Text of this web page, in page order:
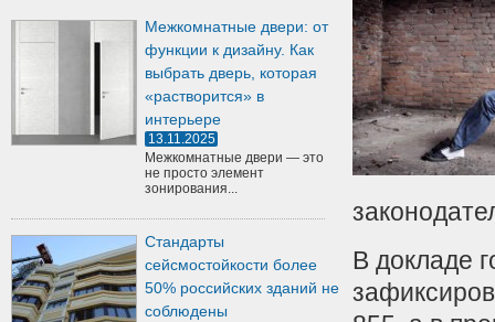
Уплотнитель для деревянных дверей
Артикул:
Межкомнатные двери: от
функции к дизайну. Как
выбрать дверь, которая
«растворится» в
интерьере
13.11.2025
Межкомнатные двери — это
не просто элемент
зонирования...
Стандарты
сейсмостойкости более
50% российских зданий не
соблюдены
В докладе